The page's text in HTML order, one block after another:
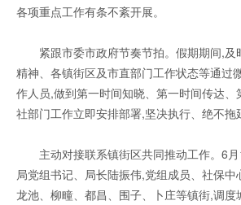
各项重点工作有条不紊开展。
紧跟市委市政府节奏节拍。假期期间,及
精神、各镇街区及市直部门工作状态等通过
作人员,做到第一时间知晓、第一时间传达、
社部门工作立即安排部署,坚决执行、绝不拖
主动对接联系镇街区共同推动工作。6月
局党组书记、局长陆振伟,党组成员、社保中
龙池、柳疃、都昌、围子、卜庄等镇街,调度